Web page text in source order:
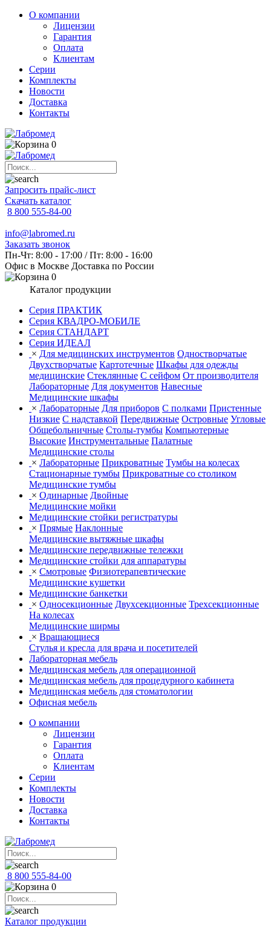
О компании
Лицензии
Гарантия
Оплата
Клиентам
Серии
Комплекты
Новости
Доставка
Контакты
0
Запросить прайс-лист
Скачать каталог
8 800 555-84-00
info@labromed.ru
Заказать звонок
Пн-Чт: 8:00 - 17:00 / Пт: 8:00 - 16:00
Офис в Москве Доставка по России
0
Каталог продукции
Серия ПРАКТИК
Серия КВАДРО-МОБИЛЕ
Серия СТАНДАРТ
Серия ИДЕАЛ
× Для медицинских инструментов Одностворчатые
Двухстворчатые Картотечные Шкафы для одежды
медицинские Стеклянные С сейфом От производителя
Лабораторные Для документов Навесные
Медицинские шкафы
× Лабораторные Для приборов С полками Пристенные
Низкие С надставкой Передвижные Островные Угловые
Общебольничные Столы-тумбы Компьютерные
Высокие Инструментальные Палатные
Медицинские столы
× Лабораторные Прикроватные Тумбы на колесах
Стационарные тумбы Прикроватные со столиком
Медицинские тумбы
× Одинарные Двойные
Медицинские мойки
Медицинские стойки регистратуры
× Прямые Наклонные
Медицинские вытяжные шкафы
Медицинские передвижные тележки
Медицинские стойки для аппаратуры
× Смотровые Физиотерапевтические
Медицинские кушетки
Медицинские банкетки
× Односекционные Двухсекционные Трехсекционные
На колесах
Медицинские ширмы
× Вращающиеся
Стулья и кресла для врача и посетителей
Лабораторная мебель
Медицинская мебель для операционной
Медицинская мебель для процедурного кабинета
Медицинская мебель для стоматологии
Офисная мебель
О компании
Лицензии
Гарантия
Оплата
Клиентам
Серии
Комплекты
Новости
Доставка
Контакты
8 800 555-84-00
0
Каталог продукции